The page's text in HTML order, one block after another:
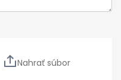
Nahrať súbor